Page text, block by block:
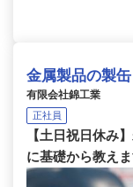
金属製品の製
有限会社錦工業
正社員
【土日祝日休み
に基礎から教えま